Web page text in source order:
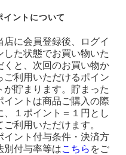
イントについて
店に会員登録後、ログイ
した状態でお買い物いた
くと、次回のお買い物か
ご利用いただけるポイン
が貯まります。貯まった
イントは商品ご購入の際
、１ポイント＝１円とし
ご利用いただけます。
イント付与条件・決済方
別付与率等はこちら をご